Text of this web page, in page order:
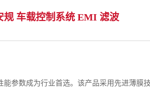
规 车载控制系统 EMI 滤波
参数成为行业首选。该产品采用先进薄膜